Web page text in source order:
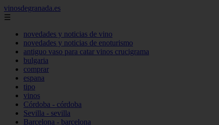
vinosdegranada.es
☰
novedades y noticias de vino
novedades y noticias de enoturismo
antiguo vaso para catar vinos crucigrama
bulgaria
comprar
espana
tipo
vinos
Córdoba - córdoba
Sevilla - sevilla
Barcelona - barcelona